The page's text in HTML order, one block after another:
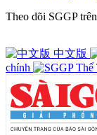
Theo dõi SGGP
中文版
chính